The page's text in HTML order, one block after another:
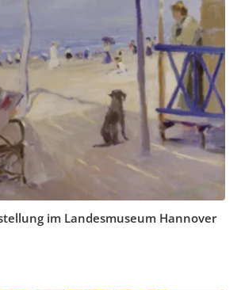
im Landesmuseum Hannover